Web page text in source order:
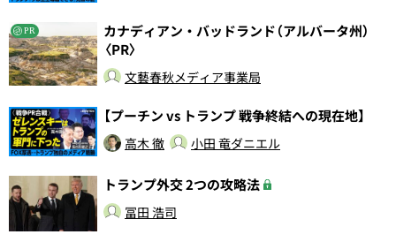
PR
カナディアン・バッドランド（アルバータ州）
〈PR〉
文藝春秋メディア事業局
【プーチン vs トランプ 戦争終結への現在地】
高木 徹 小田 竜ダニエル
トランプ外交 2つの攻略法
冨田 浩司